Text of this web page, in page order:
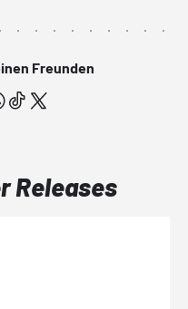
Freunden
Releases